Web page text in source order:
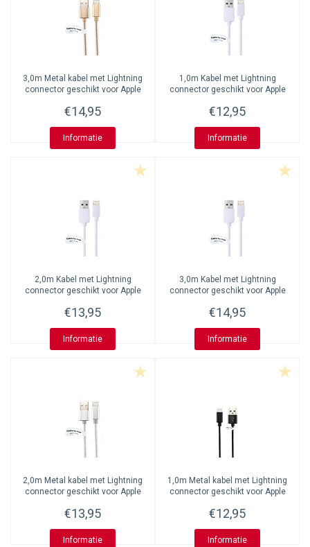
3,0m Metal kabel met Lightning
connector geschikt voor Apple
Accessoires
€14,95
Informatie
1,0m Kabel met Lightning
connector geschikt voor Apple
Accessoires
€12,95
Informatie
2,0m Kabel met Lightning
connector geschikt voor Apple
Accessoires
€13,95
Informatie
3,0m Kabel met Lightning
connector geschikt voor Apple
Accessoires
€14,95
Informatie
2,0m Metal kabel met Lightning
connector geschikt voor Apple
Accessoires
€13,95
Informatie
1,0m Metal kabel met Lightning
connector geschikt voor Apple
Accessoires
€12,95
Informatie